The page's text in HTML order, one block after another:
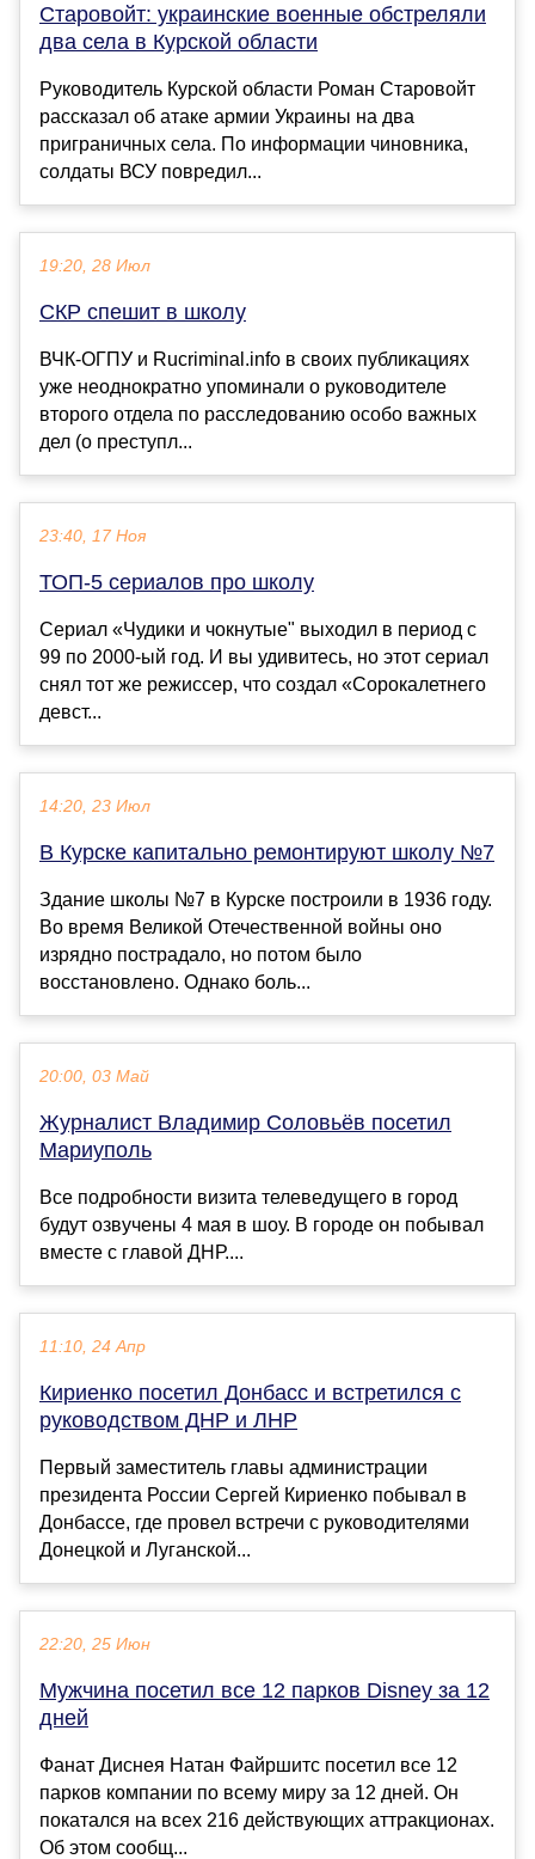
Старовойт: украинские военные обстреляли
два села в Курской области
Руководитель Курской области Роман Старовойт
рассказал об атаке армии Украины на два
приграничных села. По информации чиновника,
солдаты ВСУ повредил...
19:20, 28 Июл
СКР спешит в школу
ВЧК-ОГПУ и Rucriminal.info в своих публикациях
уже неоднократно упоминали о руководителе
второго отдела по расследованию особо важных
дел (о преступл...
23:40, 17 Ноя
ТОП-5 сериалов про школу
Сериал «Чудики и чокнутые" выходил в период с
99 по 2000-ый год. И вы удивитесь, но этот сериал
снял тот же режиссер, что создал «Сорокалетнего
девст...
14:20, 23 Июл
В Курске капитально ремонтируют школу №7
Здание школы №7 в Курске построили в 1936 году.
Во время Великой Отечественной войны оно
изрядно пострадало, но потом было
восстановлено. Однако боль...
20:00, 03 Май
Журналист Владимир Соловьёв посетил
Мариуполь
Все подробности визита телеведущего в город
будут озвучены 4 мая в шоу. В городе он побывал
вместе с главой ДНР....
11:10, 24 Апр
Кириенко посетил Донбасс и встретился с
руководством ДНР и ЛНР
Первый заместитель главы администрации
президента России Сергей Кириенко побывал в
Донбассе, где провел встречи с руководителями
Донецкой и Луганской...
22:20, 25 Июн
Мужчина посетил все 12 парков Disney за 12
дней
Фанат Диснея Натан Файршитс посетил все 12
парков компании по всему миру за 12 дней. Он
покатался на всех 216 действующих аттракционах.
Об этом сообщ...